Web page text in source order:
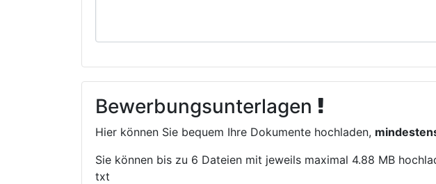
Bewerbungsunterlagen
Hier können Sie bequem Ihre Dokumente hochladen,
Sie können bis zu 6 Dateien mit jeweils maximal 4.88 MB
txt